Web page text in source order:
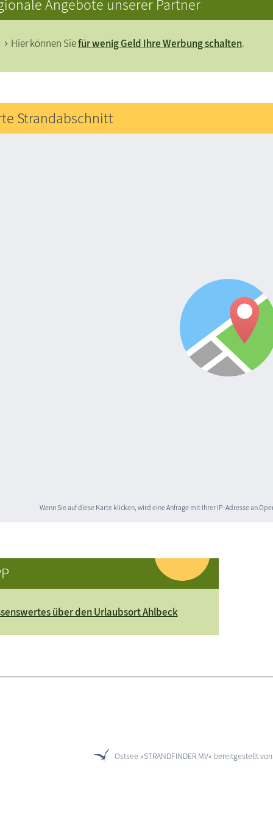
Angebote unserer Partner
Hier können Siefür wenig Geld Ihre Werbung schalten.
Strandabschnitt
Wenn Sie auf diese Karte klicken, wird eine Anfrage mit Ihrer IP-Adresse an
über den Urlaubsort Ahlbeck
Ostsee »STRANDFINDER MV« bereitgestellt